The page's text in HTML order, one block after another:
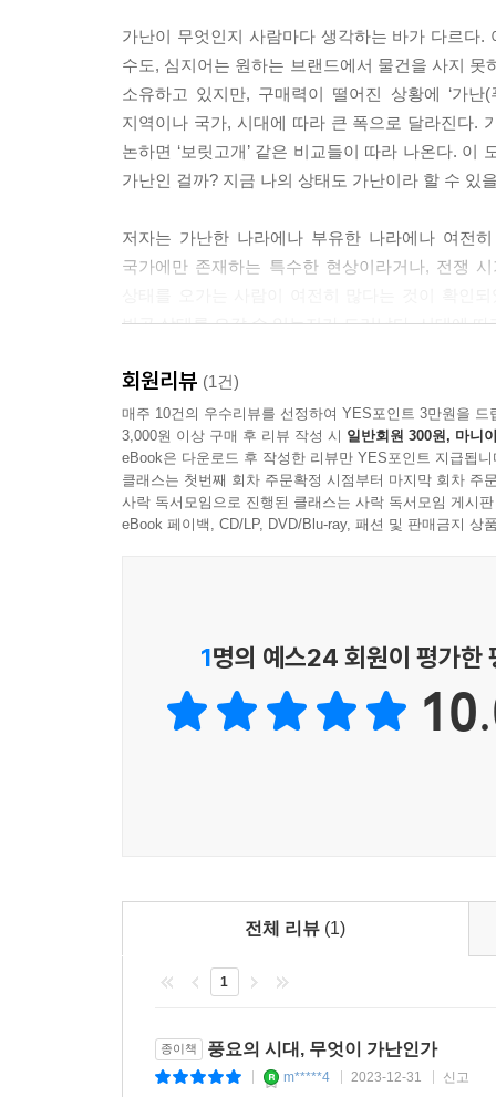
가족과 빈곤에 관한 북아일랜드의 한 연구는 ‘절
한 지출이 좋은 사례다. 이런 지출은 필수적이지
달에 필수적이라고 느끼는 입장 사이에서 저소득
고민이 나타나는데, 어린이의 숙제를 중시하는
그렇지 않다. 이 갈등은 타인이 ‘도덕적 판단과 정
엘리자베스 다울러와 수지 레더는 “음식은 그 사
사회적인 필요로 나타나는 사례다.
---「1장 빈곤의 정의」중에서
필요가 사회적·문화적으로 조건 지어지는 현상은
비는 상대적 박탈이 발생할 수 있는 장인 동시에
면, “빈민은 … ‘결함 있는 소비자’로 재구성된다
---「1장 빈곤의 정의」중에서
라운트리가 했던 연구 중에서 ‘빈민층은 부족한
단지 신체적일 뿐 아니라 사회적이기도 하다는
자신이 문제라고 인식하게 만드는 ‘상징적 배제
은 이렇게 ‘하나의 유령, 즉 사회적으로 구성되는
사회경제적 불평등을 정당화한다. 또 우월함을 근
극심할 것이라고 짐작할 수 있다.
---「4장 빈곤 담론: 타자화에서 존중까지」중에서
가난이 무엇인지 사람마다 생각하는 바가 다르다
수도, 심지어는 원하는 브랜드에서 물건을 사지 못
소유하고 있지만, 구매력이 떨어진 상황에 ‘가난
지역이나 국가, 시대에 따라 큰 폭으로 달라진다.
논하면 ‘보릿고개’ 같은 비교들이 따라 나온다. 이
가난인 걸까? 지금 나의 상태도 가난이라 할 수 있
저자는 가난한 나라에나 부유한 나라에나 여전
국가에만 존재하는 특수한 현상이라거나, 전쟁
빈곤 상태를 오갈 수 있는지가 드러났다. 시대에
가난이라는 문제를 해결하기 위해서는 국가, 지
실효성 있는 해법을 마련하기 위해서는 숫자로만
책은 다음과 같이 구성으로 빈곤을 면밀하게 정의
책의 1장에서는 가장 기본적인 빈곤 정의부터
금전 개념이 없어 돈을 함부로 쓰는 사람이 가난해
같은 문화와 결합해 ‘빈곤은 곧 실패’라는 인식으
사람들이 오히려 부자들보다 합리적이라고 말
아니라 시간, 건강, 사회적 관계까지 모든 자원을
팬데믹으로 기존 복지 제도의 구멍이 드러나고
공포와 ‘복지 의존’, ‘복지 탈취’ 같은 허상의
회원리뷰 (1건)
매주 10건의 우수리뷰를 선정하여 YES포인트 3만원을 드
3,000원 이상 구매 후 리뷰 작성 시 일반회원 300원, 마니
eBook은 다운로드 후 작성한 리뷰만 YES포인트 지급됩니
클래스는 첫번째 회차 주문확정 시점부터 마지막 회차 주
사락 독서모임으로 진행된 클래스는 사락 독서모임 게시
eBook 페이백, CD/LP, DVD/Blu-ray, 패션 및 판매금지 상
1명의 예스24 회원이 평가한
전체 리뷰 (1)
1
종이책 풍요의 시대, 무엇이 가난인가
m*****4 2023-12-31 신고